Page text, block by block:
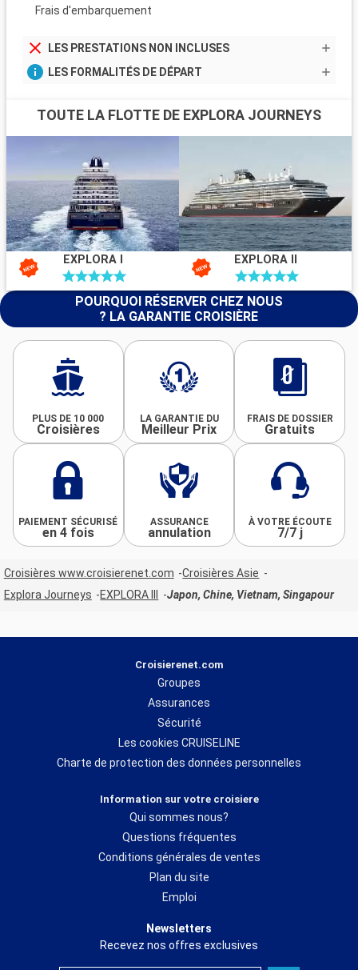
Frais d'embarquement
LES PRESTATIONS NON INCLUSES
LES FORMALITÉS DE DÉPART
TOUTE LA FLOTTE DE EXPLORA JOURNEYS
EXPLORA I EXPLORA II
POURQUOI RÉSERVER CHEZ NOUS
? LA GARANTIE CROISIÈRE
PLUS DE 10 000
Croisières
LA GARANTIE DU
Meilleur Prix
FRAIS DE DOSSIER
Gratuits
PAIEMENT SÉCURISÉ
en 4 fois
ASSURANCE
annulation
À VOTRE ÉCOUTE
7/7 j
Croisières www.croisierenet.com
Croisières Asie
Explora Journeys
EXPLORA III Japon, Chine, Vietnam, Singapour
Croisierenet.com
Groupes
Assurances
Sécurité
Les cookies CRUISELINE
Charte de protection des données personnelles
Information sur votre croisiere
Qui sommes nous?
Questions fréquentes
Conditions générales de ventes
Plan du site
Emploi
Newsletters
Recevez nos offres exclusives